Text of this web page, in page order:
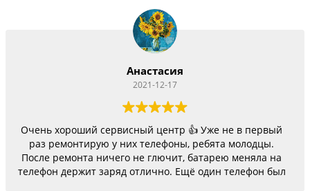
Анастасия
2021-12-17
Очень хороший сервисный центр 👍 Уже не в первый
раз ремонтирую у них телефоны, ребята молодцы.
После ремонта ничего не глючит, батарею меняла на
телефон держит заряд отлично. Ещё один телефон был